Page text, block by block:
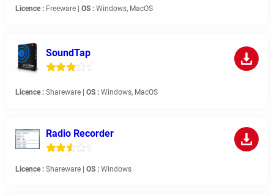
Licence : Freeware | OS : Windows, MacOS
SoundTap
Licence : Shareware | OS : Windows, MacOS
Radio Recorder
Licence : Shareware | OS : Windows